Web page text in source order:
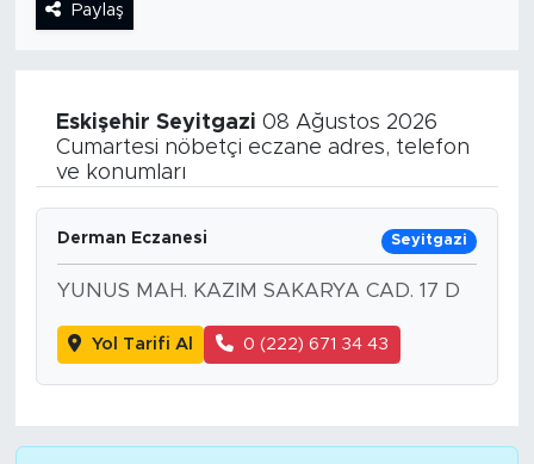
Paylaş
Eskişehir Seyitgazi 08 Ağustos 2026
Cumartesi nöbetçi eczane adres, telefon
ve konumları
Derman Eczanesi Seyitgazi
YUNUS MAH. KAZIM SAKARYA CAD. 17 D
Yol Tarifi Al 0 (222) 671 34 43
DÜNYA
KARİKATÜR
NOSTALJİ
Tüm Manşetler
Haber Arşivi